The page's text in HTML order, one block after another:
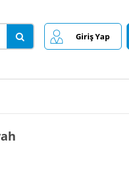
Giriş Yap
ERA 2006--- siyah